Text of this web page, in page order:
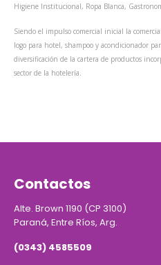
Higiene Institucional, Ropa Blanca,
Siendo el impulso comercial inicial la
logo para hotel, shampoo y acondicionador
diversificación de la cartera de productos
sector de la hotelería.
Contactos
Alte. Brown 1190 (CP 3100)
Paraná, Entre Ríos, Arg.
(0343) 4585509